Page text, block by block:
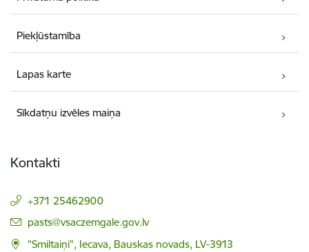
Piekļūstamība
Lapas karte
Sīkdatņu izvēles maiņa
Kontakti
+371 25462900
E-pasts:
pasts@vsaczemgale.gov.lv
"Smiltaiņi", Iecava, Bauskas novads, LV-3913